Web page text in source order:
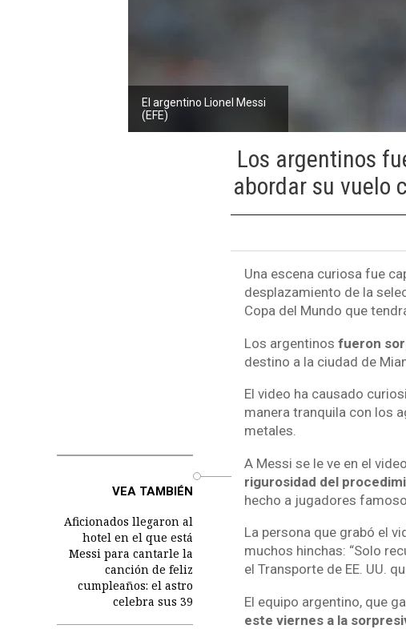
El argentino Lionel Messi
(EFE)
Los argentinos
abordar su vuelo
Una escena curiosa fue
desplazamiento de la
Copa del Mundo que
Los argentinos fueron
destino a la ciudad de
El video ha causado
manera tranquila con los
metales.
VEA TAMBIÉN
Aficionados llegaron al
hotel en el que está
Messi para cantarle la
canción de feliz
cumpleaños: el astro
celebra sus 39
A Messi se le ve en el
rigurosidad del
hecho a jugadores
La persona que grabó el
muchos hinchas: “Solo
el Transporte de EE. UU.
El equipo argentino, que
este viernes a la